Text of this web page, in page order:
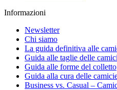
Informazioni
Newsletter
Chi siamo
La guida definitiva alle
Guida alle taglie delle
Guida alle forme del colletto
Guida alla cura delle
Business vs. Casual –